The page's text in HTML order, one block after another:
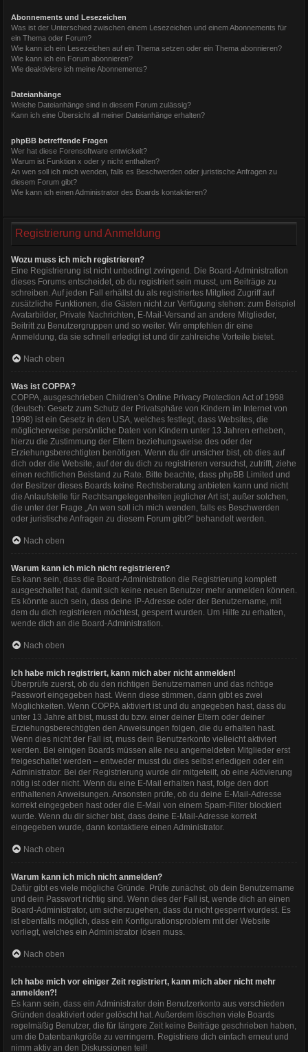
Abonnements und Lesezeichen
Was ist der Unterschied zwischen einem Lesezeichen und einem Abonnements für
ein Thema oder Forum?
Wie kann ich ein Lesezeichen auf ein Thema setzen oder ein Thema abonnieren?
Wie kann ich ein Forum abonnieren?
Wie deaktiviere ich meine Abonnements?
Dateianhänge
Welche Dateianhänge sind in diesem Forum zulässig?
Kann ich eine Übersicht all meiner Dateianhänge erhalten?
phpBB betreffende Fragen
Wer hat diese Forensoftware entwickelt?
Warum ist Funktion x oder y nicht enthalten?
An wen soll ich mich wenden, falls es Beschwerden oder juristische Anfragen zu
diesem Forum gibt?
Wie kann ich einen Administrator des Boards kontaktieren?
Registrierung und Anmeldung
Wozu muss ich mich registrieren?
Eine Registrierung ist nicht unbedingt zwingend. Die Board-Administration
dieses Forums entscheidet, ob du registriert sein musst, um Beiträge zu
schreiben. Auf jeden Fall erhältst du als registriertes Mitglied Zugriff auf
zusätzliche Funktionen, die Gästen nicht zur Verfügung stehen: zum Beispiel
Avatarbilder, Private Nachrichten, E-Mail-Versand an andere Mitglieder,
Beitritt zu Benutzergruppen und so weiter. Wir empfehlen dir eine
Anmeldung, da sie schnell erledigt ist und dir zahlreiche Vorteile bietet.
Nach oben
Was ist COPPA?
COPPA, ausgeschrieben Children’s Online Privacy Protection Act of 1998
(deutsch: Gesetz zum Schutz der Privatsphäre von Kindern im Internet von
1998) ist ein Gesetz in den USA, welches festlegt, dass Websites, die
möglicherweise persönliche Daten von Kindern unter 13 Jahren erheben,
hierzu die Zustimmung der Eltern beziehungsweise des oder der
Erziehungsberechtigten benötigen. Wenn du dir unsicher bist, ob dies auf
dich oder die Website, auf der du dich zu registrieren versuchst, zutrifft, ziehe
einen rechtlichen Beistand zu Rate. Bitte beachte, dass phpBB Limited und
der Besitzer dieses Boards keine Rechtsberatung anbieten kann und nicht
die Anlaufstelle für Rechtsangelegenheiten jeglicher Art ist; außer solchen,
die unter der Frage „An wen soll ich mich wenden, falls es Beschwerden
oder juristische Anfragen zu diesem Forum gibt?“ behandelt werden.
Nach oben
Warum kann ich mich nicht registrieren?
Es kann sein, dass die Board-Administration die Registrierung komplett
ausgeschaltet hat, damit sich keine neuen Benutzer mehr anmelden können.
Es könnte auch sein, dass deine IP-Adresse oder der Benutzername, mit
dem du dich registrieren möchtest, gesperrt wurden. Um Hilfe zu erhalten,
wende dich an die Board-Administration.
Nach oben
Ich habe mich registriert, kann mich aber nicht anmelden!
Überprüfe zuerst, ob du den richtigen Benutzernamen und das richtige
Passwort eingegeben hast. Wenn diese stimmen, dann gibt es zwei
Möglichkeiten. Wenn COPPA aktiviert ist und du angegeben hast, dass du
unter 13 Jahre alt bist, musst du bzw. einer deiner Eltern oder deiner
Erziehungsberechtigten den Anweisungen folgen, die du erhalten hast.
Wenn dies nicht der Fall ist, muss dein Benutzerkonto vielleicht aktiviert
werden. Bei einigen Boards müssen alle neu angemeldeten Mitglieder erst
freigeschaltet werden – entweder musst du dies selbst erledigen oder ein
Administrator. Bei der Registrierung wurde dir mitgeteilt, ob eine Aktivierung
nötig ist oder nicht. Wenn du eine E-Mail erhalten hast, folge den dort
enthaltenen Anweisungen. Ansonsten prüfe, ob du deine E-Mail-Adresse
korrekt eingegeben hast oder die E-Mail von einem Spam-Filter blockiert
wurde. Wenn du dir sicher bist, dass deine E-Mail-Adresse korrekt
eingegeben wurde, dann kontaktiere einen Administrator.
Nach oben
Warum kann ich mich nicht anmelden?
Dafür gibt es viele mögliche Gründe. Prüfe zunächst, ob dein Benutzername
und dein Passwort richtig sind. Wenn dies der Fall ist, wende dich an einen
Board-Administrator, um sicherzugehen, dass du nicht gesperrt wurdest. Es
ist ebenfalls möglich, dass ein Konfigurationsproblem mit der Website
vorliegt, welches ein Administrator lösen muss.
Nach oben
Ich habe mich vor einiger Zeit registriert, kann mich aber nicht mehr
anmelden?!
Es kann sein, dass ein Administrator dein Benutzerkonto aus verschieden
Gründen deaktiviert oder gelöscht hat. Außerdem löschen viele Boards
regelmäßig Benutzer, die für längere Zeit keine Beiträge geschrieben haben,
um die Datenbankgröße zu verringern. Registriere dich einfach erneut und
nimm aktiv an den Diskussionen teil!